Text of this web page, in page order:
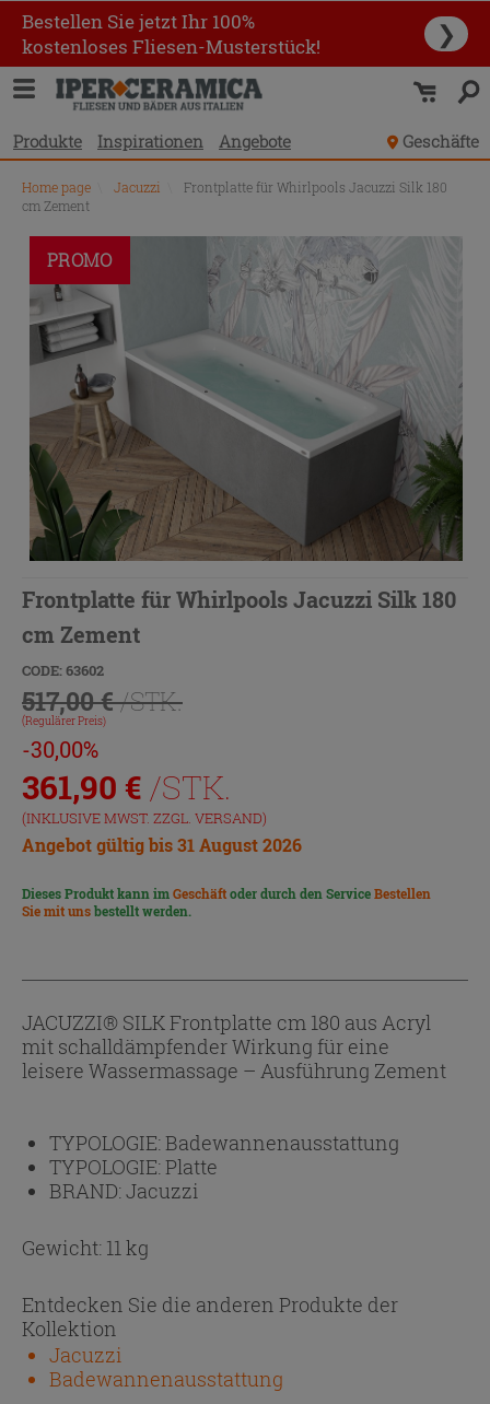
Bestellen Sie jetzt Ihr 100%
kostenloses Fliesen-Musterstück!
❯
Produkte Inspirationen Angebote Geschäfte
Home page Jacuzzi
Frontplatte für Whirlpools Jacuzzi Silk 180
cm Zement
PROMO
Frontplatte für Whirlpools Jacuzzi Silk 180
cm Zement
CODE: 63602
517,00 €/STK.
(Regulärer Preis)
-30,00%
361,90 € /STK.
(INKLUSIVE MWST. ZZGL. VERSAND)
Angebot gültig bis 31 August 2026
Dieses Produkt kann imGeschäftoder durch den ServiceBestellen
Sie mit unsbestellt werden.
JACUZZI® SILK Frontplatte cm 180 aus Acryl
mit schalldämpfender Wirkung für eine
leisere Wassermassage – Ausführung Zement
TYPOLOGIE:Badewannenausstattung
TYPOLOGIE:Platte
BRAND:Jacuzzi
Gewicht: 11 kg
Entdecken Sie die anderen Produkte der
Kollektion
Jacuzzi
Badewannenausstattung